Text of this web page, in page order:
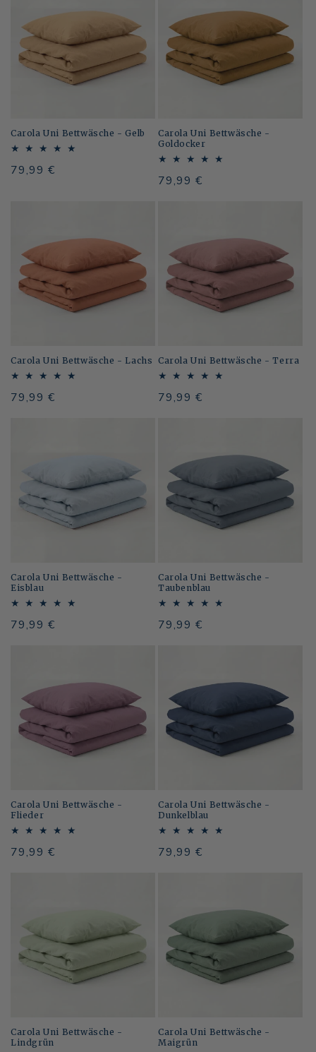
Carola Uni Bettwäsche - Gelb
Normaler
79,99 €
Carola Uni Bettwäsche -
Goldocker
Normaler
79,99 €
Carola Uni Bettwäsche - Lachs
Normaler
79,99 €
Carola Uni Bettwäsche - Terra
Normaler
79,99 €
Carola Uni Bettwäsche -
Eisblau
Normaler
79,99 €
Carola Uni Bettwäsche -
Taubenblau
Normaler
79,99 €
Carola Uni Bettwäsche -
Flieder
Normaler
79,99 €
Carola Uni Bettwäsche -
Dunkelblau
Normaler
79,99 €
Carola Uni Bettwäsche -
Lindgrün
Carola Uni Bettwäsche -
Maigrün